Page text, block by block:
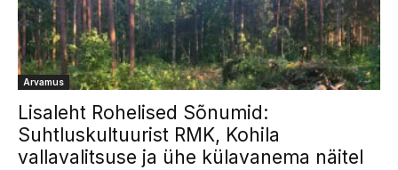
Arvamus
Lisaleht Rohelised Sõnumid:
Suhtluskultuurist RMK, Kohila
vallavalitsuse ja ühe külavanema näitel